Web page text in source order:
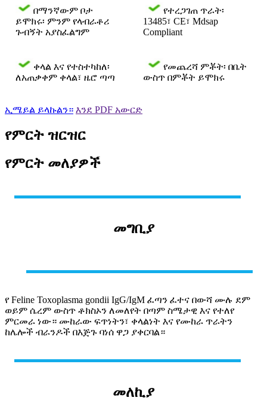
በማንኛውም ቦታ
ይሞክሩ፡ ምንም የላብራቶሪ
ጉብኝት አያስፈልግም
የተረጋገጠ ጥራት፡
13485፣ CE፣ Mdsap
Compliant
ቀላል እና የተስተካከለ፡
ለአጠቃቀም ቀላል፣ ዜሮ ጣጣ
የመጨረሻ ምቾት፡ በቤት
ውስጥ በምቾት ይሞክሩ
ኢሜይል ይላኩልን። እንደ PDF አውርድ
የምርት ዝርዝር
የምርት መለያዎች
መግቢያ
የ Feline Toxoplasma gondii IgG/IgM ፈጣን ፈተና በውሻ ሙሉ ደም
ወይም ሴረም ውስጥ ቶክስኦን ለመለየት በጣም ስሜታዊ እና የተለየ
ምርመራ ነው። ሙከራው ፍጥነትን፣ ቀላልነት እና የሙከራ ጥራትን
ከሌሎች ብራንዶች በእጅጉ ባነሰ ዋጋ ያቀርባል።
መለኪያ